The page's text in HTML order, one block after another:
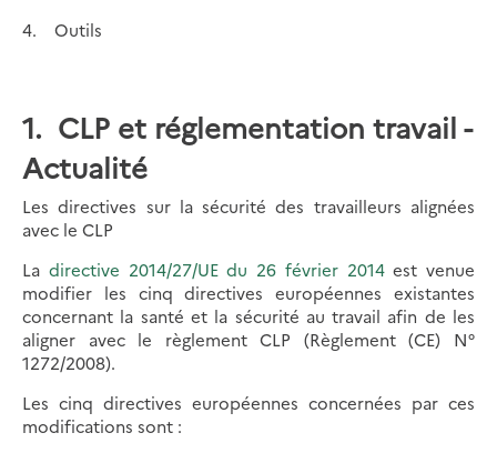
4. Outils
1. CLP et réglementation travail -
Actualité
Les directives sur la sécurité des travailleurs alignées
avec le CLP
La directive 2014/27/UE du 26 février 2014est venue
modifier les cinq directives européennes existantes
concernant la santé et la sécurité au travail afin de les
aligner avec le règlement CLP (Règlement (CE) N°
1272/2008).
Les cinq directives européennes concernées par ces
modifications sont :